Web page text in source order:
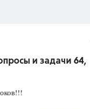
и задачи 64,